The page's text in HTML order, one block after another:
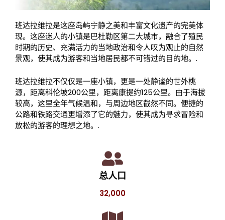
班达拉维拉是这座岛屿宁静之美和丰富文化遗产的完美体
现。这座迷人的小镇是巴杜勒区第二大城市，融合了殖民
时期的历史、充满活力的当地政治和令人叹为观止的自然
景观，使其成为游客和当地居民都不可错过的目的地。.
班达拉维拉不仅仅是一座小镇，更是一处静谧的世外桃
源，距离科伦坡200公里，距离康提约125公里。由于海拔
较高，这里全年气候温和，与周边地区截然不同。便捷的
公路和铁路交通更增添了它的魅力，使其成为寻求冒险和
放松的游客的理想之地。.
总人口
32,000